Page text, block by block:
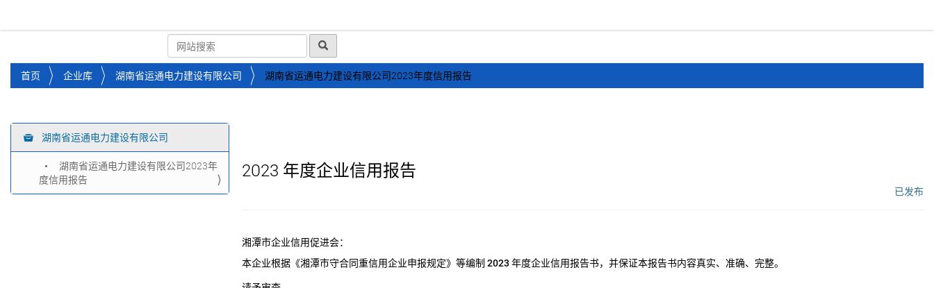
您
位
首页 企业库 湖南省运通电力建设有限公司 湖南省运通电力建设有限公司2023年度信用报告
导
航
湖南省运通电力建设有限公司
湖南省运通电力建设有限公司2023年
度信用报告
2023 年度企业信用报告
已发布
湘潭市企业信用促进会：
本企业根据《湘潭市守合同重信用企业申报规定》等编制 2023 年度企业信用报告书，并保证本报告书内容真实、准确、完整。